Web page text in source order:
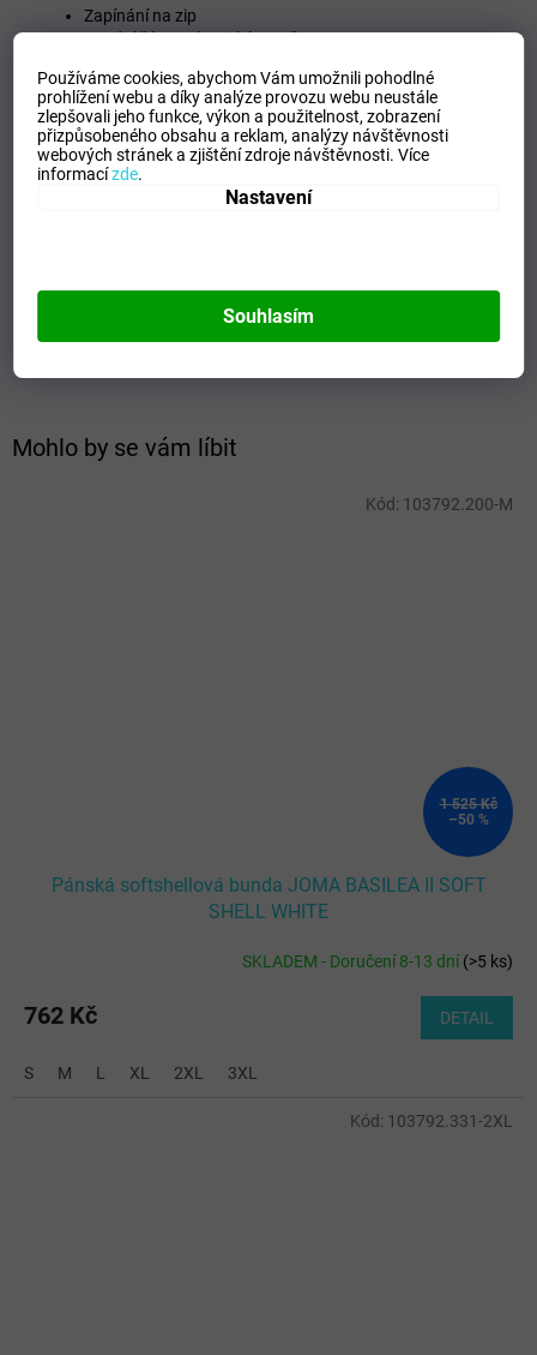
Používáme cookies, abychom Vám umožnili pohodlné
prohlížení webu a díky analýze provozu webu neustále
zlepšovali jeho funkce, výkon a použitelnost,zobrazení
přizpůsobeného obsahu a reklam, analýzy návštěvnosti
webových stránek a zjištění zdroje návštěvnosti.Více
informacízde.
Nastavení
Souhlasím
Mohlo by se vám líbit
1 525 Kč
–50 %
Pánská softshellová bunda JOMA BASILEA II SOFT
SHELL WHITE
SKLADEM - Doručení 8-13 dní(>5 ks)
762 Kč DETAIL
S M L XL 2XL 3XL
Kód: 103792.200-M
Kód: 103792.331-2XL
Zapínání na zip
Spodní část a elastické manžety
Kapsy se zipem
Elastická a pohodlná tkanina
Hlavní tkanina 92% Polyester, 8% Spandex / Vnitřní
podšívka 100% Polyester
Doplňkové parametry
Tipo Mdelo
92% POLYESTER - 8% SPANDEX